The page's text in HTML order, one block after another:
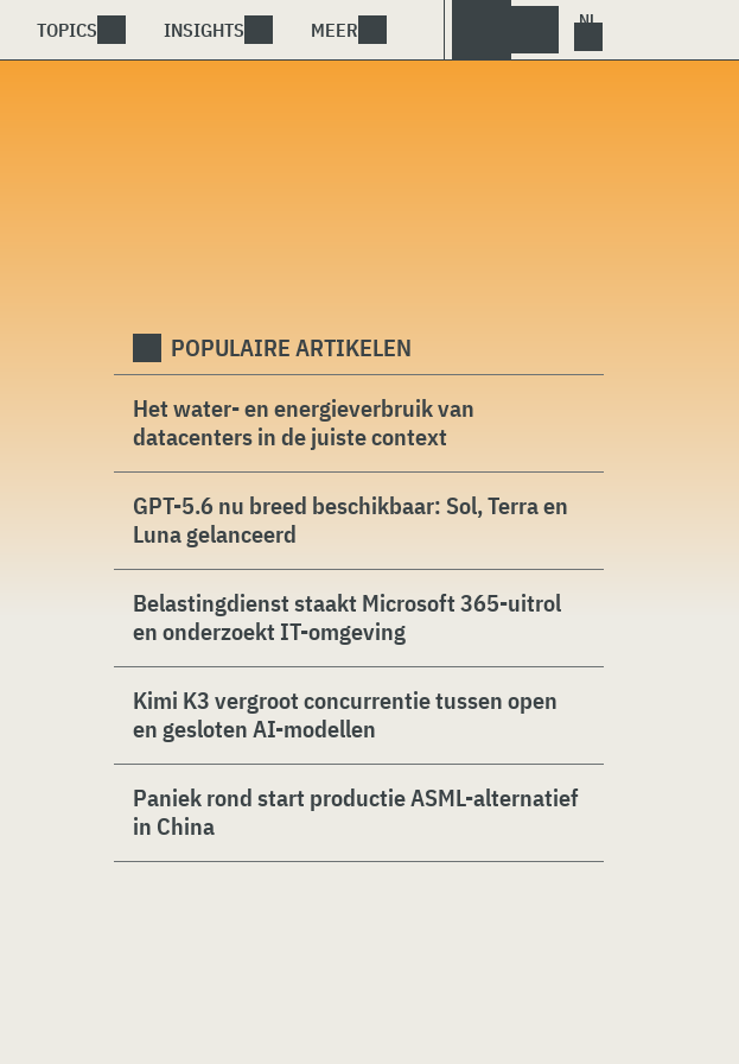
TOPICS INSIGHTS MEER
POPULAIRE ARTIKELEN
Het water- en energieverbruik van
datacenters in de juiste context
GPT-5.6 nu breed beschikbaar: Sol, Terra en
Luna gelanceerd
Belastingdienst staakt Microsoft 365-uitrol
en onderzoekt IT-omgeving
Kimi K3 vergroot concurrentie tussen open
en gesloten AI-modellen
Paniek rond start productie ASML-alternatief
in China